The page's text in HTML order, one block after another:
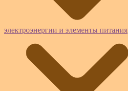
электроэнергии и элементы питания